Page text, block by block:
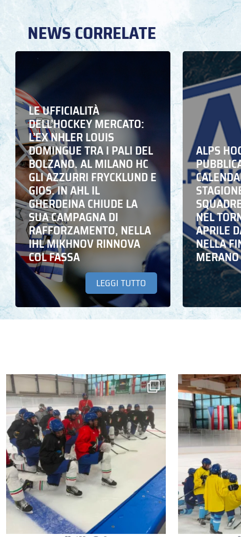
NEWS CORRELATE
LE UFFICIALITÀ
DELL’HOCKEY MERCATO:
L’EX NHLER LOUIS
DOMINGUE TRA I PALI DEL
BOLZANO. AL MILANO HC
GLI AZZURRI FRYCKLUND E
GIOS. IN AHL IL
GHERDEINA CHIUDE LA
SUA CAMPAGNA DI
RAFFORZAMENTO, NELLA
IHL MIKHNOV RINNOVA
COL FASSA
LEGGI TUTTO
ALPS
NEL
APRILE
NELLA
MERANO